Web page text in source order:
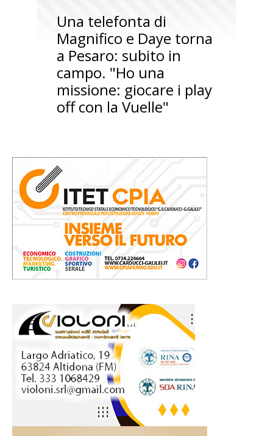
Una telefonta di
Magnifico e Daye torna
a Pesaro: subito in
campo. "Ho una
missione: giocare i play
off con la Vuelle"